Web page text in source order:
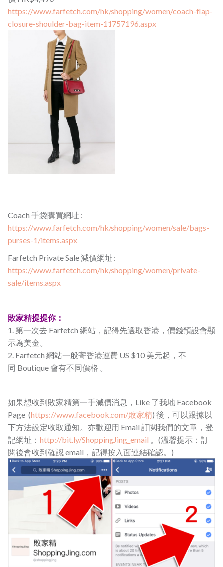
https://www.farfetch.com/hk/shopping/women/coach-flap-
closure-shoulder-bag-item-11757196.aspx
Coach 手袋購買網址 :
https://www.farfetch.com/hk/shopping/women/sale/bags-
purses-1/items.aspx
Farfetch Private Sale 減價網址 :
https://www.farfetch.com/hk/shopping/women/private-
sale/items.aspx
敗家精提提你：
1. 第一次去 Farfetch 網站，記得先選取香港，價錢預設會顯
示為美金。
2. Farfetch 網站一般寄香港運費 US $10 美元起，不
同 Boutique 會有不同價格 。
如果想收到敗家精第一手減價消息，Like 了我地 Facebook
Page (https://www.facebook.com/敗家精) 後，可以跟據以
下方法設定收取通知。亦歡迎用 Email 訂閲我們的文章，登
記網址： http://bit.ly/ShoppingJing_email 。(溫馨提示：訂
閲後會收到確認 email，記得按入面連結確認。)